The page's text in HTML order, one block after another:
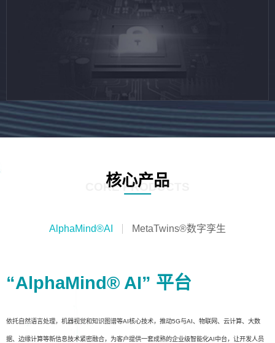
核心产品
CORE PRODUCTS
AlphaMind®AI MetaTwins®数字孪生
“AlphaMind® AI” 平台
依托自然语言处理，机器视觉和知识图谱等AI核心技术，推动5G与AI、物联网、云计算、大数
据、边缘计算等新信息技术紧密融合，为客户提供一套成熟的企业级智能化AI中台，让开发人员